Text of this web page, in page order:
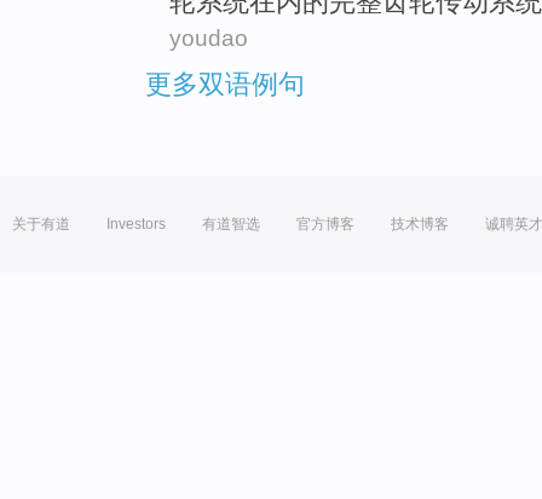
youdao
更多双语例句
关于有道 Investors 有道智选 官方博客 技术博客 诚聘英才